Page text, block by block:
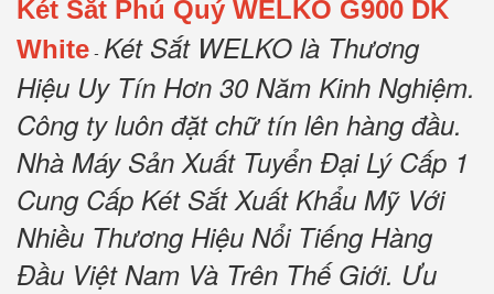
Két Sắt Phú Quý WELKO G900 DK
White - Két Sắt WELKO là Thương
Hiệu Uy Tín Hơn 30 Năm Kinh Nghiệm.
Công ty luôn đặt chữ tín lên hàng đầu.
Nhà Máy Sản Xuất Tuyển Đại Lý Cấp 1
Cung Cấp Két Sắt Xuất Khẩu Mỹ Với
Nhiều Thương Hiệu Nổi Tiếng Hàng
Đầu Việt Nam Và Trên Thế Giới. Ưu